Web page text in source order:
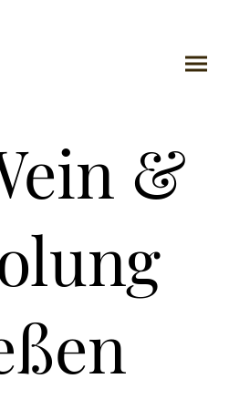
&